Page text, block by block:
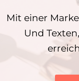
Mit einer
Und